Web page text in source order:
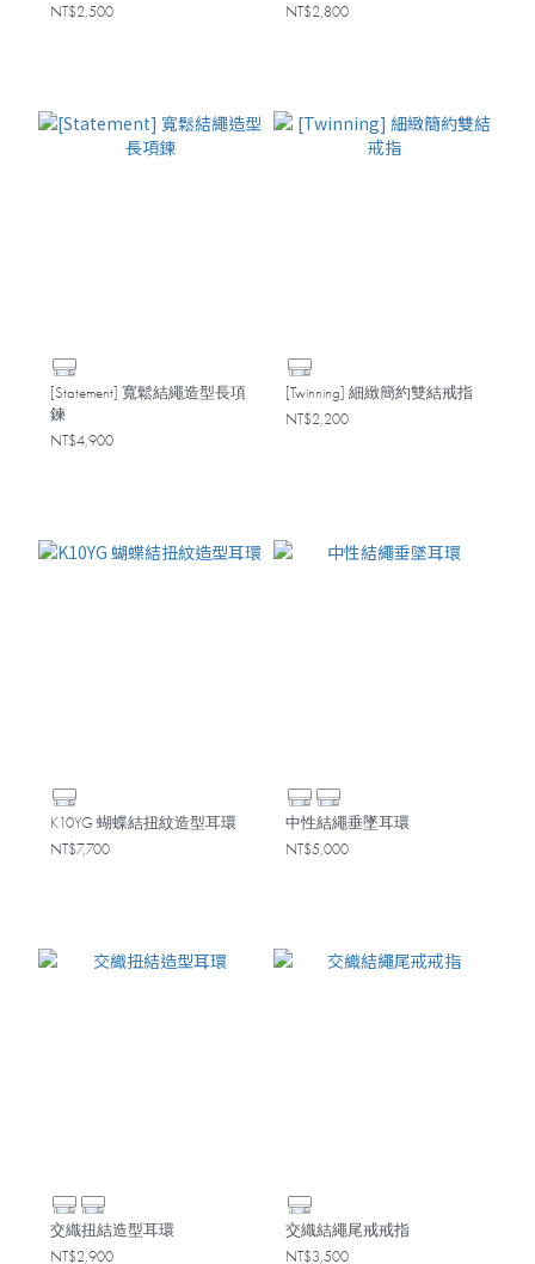
NT$2,500
NT$2,800
[Statement] 寬鬆結繩造型長項
鍊
NT$4,900
[Twinning] 細緻簡約雙結戒指
NT$2,200
K10YG 蝴蝶結扭紋造型耳環
NT$7,700
中性結繩垂墜耳環
NT$5,000
交織扭結造型耳環
NT$2,900
交織結繩尾戒戒指
NT$3,500